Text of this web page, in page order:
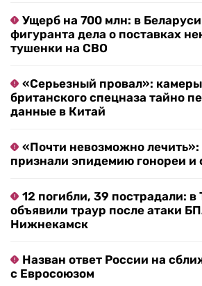
Ущерб на 700 млн: в
фигуранта дела о поставках
тушенки на СВО
«Серьезный провал»:
британского спецназа тайно
данные в Китай
«Почти невозможно лечить»:
признали эпидемию гонореи и
12 погибли, 39 пострадали: в
объявили траур после атаки
Нижнекамск
Назван ответ России на
с Евросоюзом